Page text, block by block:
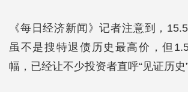
《每日经济新闻》记者注意到，
虽不是搜特退债历史最高价，但
幅，已经让不少投资者直呼“见证历史